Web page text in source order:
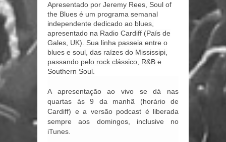
Apresentado por Jeremy Rees, Soul of
the Blues é um programa semanal
independente dedicado ao blues,
apresentado na Radio Cardiff (País de
Gales, UK). Sua linha passeia entre o
blues e soul, das raízes do Mississipi,
passando pelo rock clássico, R&B e
Southern Soul.
A apresentação ao vivo se dá nas
quartas às 9 da manhã (horário de
Cardiff) e a versão podcast é liberada
sempre aos domingos, inclusive no
iTunes.